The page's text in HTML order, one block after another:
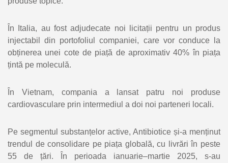
În Italia, au fost adjudecate noi licitații pentru un produs
injectabil din portofoliul companiei, care vor conduce la
obținerea unei cote de piață de aproximativ 40% în piața
țintă pe moleculă.
În Vietnam, compania a lansat patru noi produse
cardiovasculare prin intermediul a doi noi parteneri locali.
Pe segmentul substanțelor active, Antibiotice și-a menținut
trendul de consolidare pe piața globală, cu livrări în peste
55 de țări. În perioada ianuarie–martie 2025, s-au